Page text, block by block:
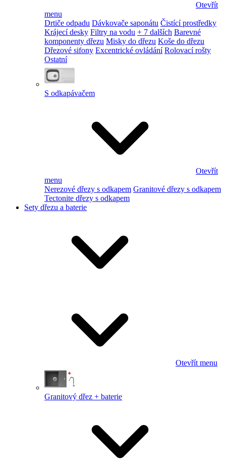
Otevřít
menu
Drtiče odpadu Dávkovače saponátu Čistící prostředky
Krájecí desky Filtry na vodu + 7 dalších Barevné
komponenty dřezu Misky do dřezu Koše do dřezu
Dřezové sifony Excentrické ovládání Rolovací rošty
Ostatní
S odkapávačem
Otevřít
menu
Nerezové dřezy s odkapem Granitové dřezy s odkapem
Tectonite dřezy s odkapem
Sety dřezu a baterie
Otevřít menu
Granitový dřez + baterie